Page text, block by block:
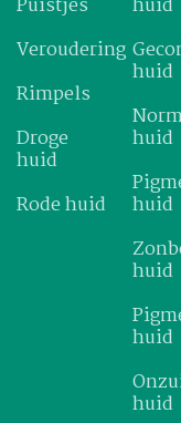
Veroudering
Rimpels
Droge
huid
Rode huid
huid
huid
huid
huid
huid
huid